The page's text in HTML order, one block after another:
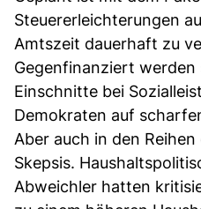
Steuererleichterungen
Amtszeit dauerhaft zu
Gegenfinanziert werden
Einschnitte bei
Demokraten auf
Aber auch in den Reihen
Skepsis.
Abweichler hatten